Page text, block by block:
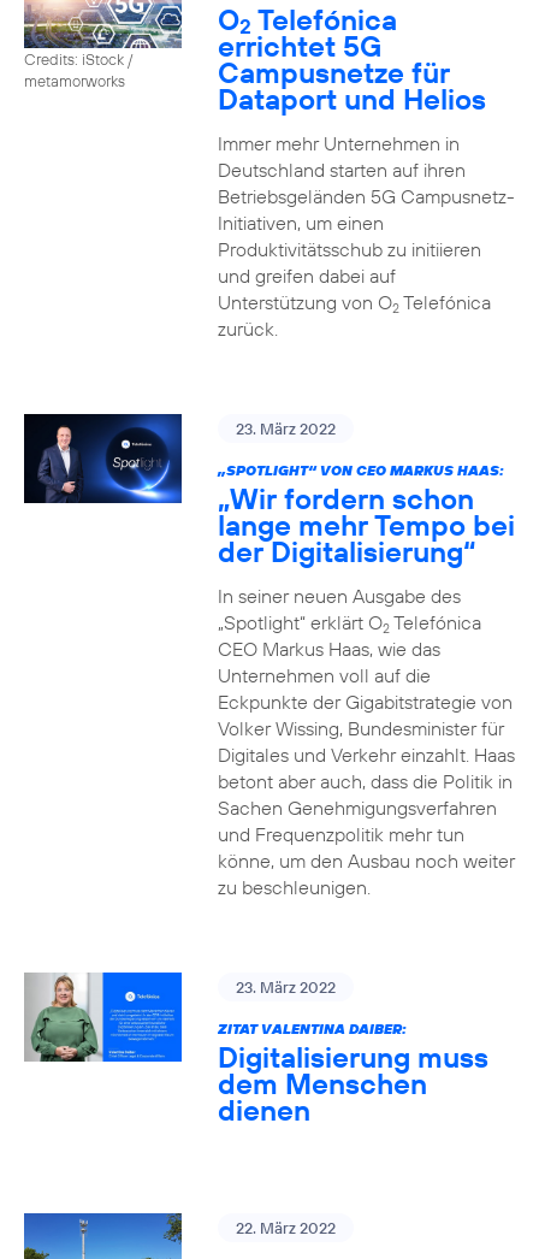
Credits: iStock /
metamorworks
O2 Telefónica
errichtet 5G
Campusnetze für
Dataport und Helios
Immer mehr Unternehmen in
Deutschland starten auf ihren
Betriebsgeländen 5G Campusnetz-
Initiativen, um einen
Produktivitätsschub zu initiieren
und greifen dabei auf
Unterstützung von O2Telefónica
zurück.
23. März 2022
„SPOTLIGHT“ VON CEO MARKUS HAAS:
„Wir fordern schon
lange mehr Tempo bei
der Digitalisierung“
In seiner neuen Ausgabe des
„Spotlight“ erklärt O2Telefónica
CEO Markus Haas, wie das
Unternehmen voll auf die
Eckpunkte der Gigabitstrategie von
Volker Wissing, Bundesminister für
Digitales und Verkehr einzahlt. Haas
betont aber auch, dass die Politik in
Sachen Genehmigungsverfahren
und Frequenzpolitik mehr tun
könne, um den Ausbau noch weiter
zu beschleunigen.
23. März 2022
ZITAT VALENTINA DAIBER:
Digitalisierung muss
dem Menschen
dienen
22. März 2022